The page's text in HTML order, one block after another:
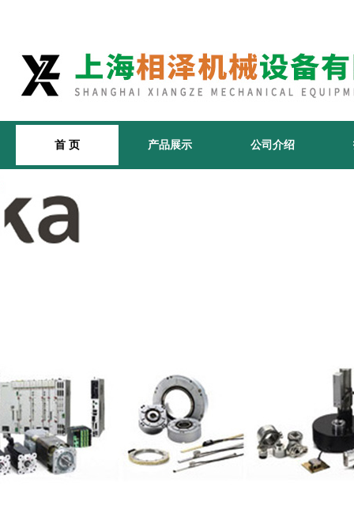
首 页 产品展示 公司介绍